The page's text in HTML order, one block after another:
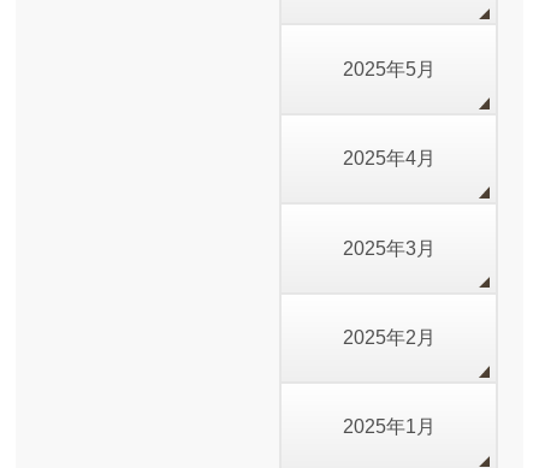
2025年5月
2025年4月
2025年3月
2025年2月
2025年1月